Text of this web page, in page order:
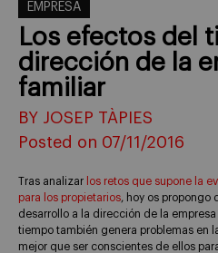
EMPRESA
Los efectos del
dirección de la
familiar
BY JOSEP TÀPIES
Posted on 07/11/2016
Tras analizar los retos que supone la
para los propietarios, hoy os propongo
desarrollo a la dirección de la empresa
tiempo también genera problemas en
mejor que ser conscientes de ellos